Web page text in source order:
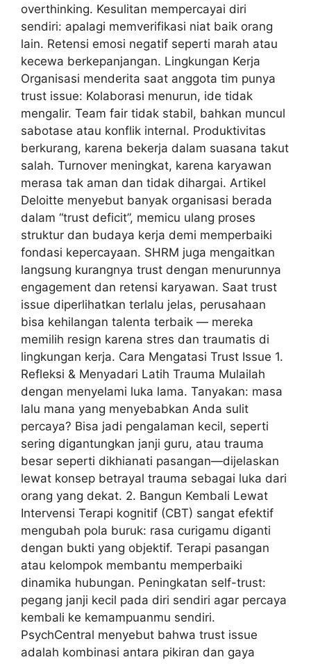
overthinking. Kesulitan mempercayai diri
sendiri: apalagi memverifikasi niat baik orang
lain. Retensi emosi negatif seperti marah atau
kecewa berkepanjangan. Lingkungan Kerja
Organisasi menderita saat anggota tim punya
trust issue: Kolaborasi menurun, ide tidak
mengalir. Team fair tidak stabil, bahkan muncul
sabotase atau konflik internal. Produktivitas
berkurang, karena bekerja dalam suasana takut
salah. Turnover meningkat, karena karyawan
merasa tak aman dan tidak dihargai. Artikel
Deloitte menyebut banyak organisasi berada
dalam “trust deficit”, memicu ulang proses
struktur dan budaya kerja demi memperbaiki
fondasi kepercayaan. SHRM juga mengaitkan
langsung kurangnya trust dengan menurunnya
engagement dan retensi karyawan. Saat trust
issue diperlihatkan terlalu jelas, perusahaan
bisa kehilangan talenta terbaik — mereka
memilih resign karena stres dan traumatis di
lingkungan kerja. Cara Mengatasi Trust Issue 1.
Refleksi & Menyadari Latih Trauma Mulailah
dengan menyelami luka lama. Tanyakan: masa
lalu mana yang menyebabkan Anda sulit
percaya? Bisa jadi pengalaman kecil, seperti
sering digantungkan janji guru, atau trauma
besar seperti dikhianati pasangan—dijelaskan
lewat konsep betrayal trauma sebagai luka dari
orang yang dekat. 2. Bangun Kembali Lewat
Intervensi Terapi kognitif (CBT) sangat efektif
mengubah pola buruk: rasa curigamu diganti
dengan bukti yang objektif. Terapi pasangan
atau kelompok membantu memperbaiki
dinamika hubungan. Peningkatan self-trust:
pegang janji kecil pada diri sendiri agar percaya
kembali ke kemampuanmu sendiri.
PsychCentral menyebut bahwa trust issue
adalah kombinasi antara pikiran dan gaya